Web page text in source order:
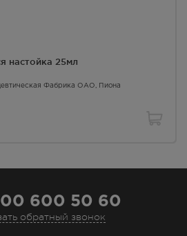
настойка 25мл
Фабрика ОАО,
Пиона
600 50 60
обратный звонок